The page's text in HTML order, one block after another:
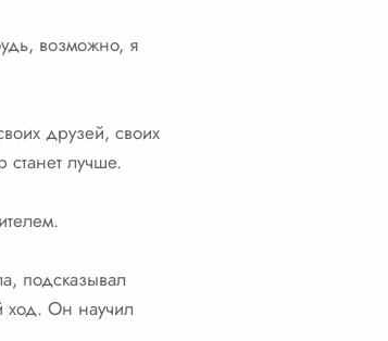
возможно, я
друзей, своих
лучше.
подсказывал
ход. Он научил